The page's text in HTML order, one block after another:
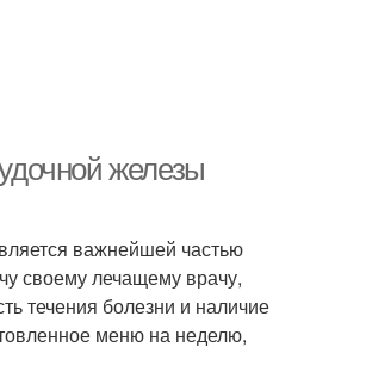
железы
важнейшей частью
своему лечащему врачу,
течения болезни и наличие
меню на неделю,